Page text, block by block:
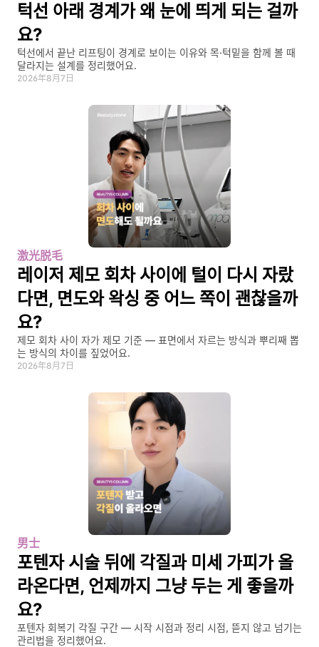
턱선 아래 경계가 왜 눈에 띄게 되는 걸까
요?
턱선에서 끝난 리프팅이 경계로 보이는 이유와 목·턱밑을 함께 볼 때
달라지는 설계를 정리했어요.
2026年8月7日
激光脱毛
레이저 제모 회차 사이에 털이 다시 자랐
다면, 면도와 왁싱 중 어느 쪽이 괜찮을까
요?
제모 회차 사이 자가 제모 기준 — 표면에서 자르는 방식과 뿌리째 뽑
는 방식의 차이를 짚었어요.
2026年8月7日
男士
포텐자 시술 뒤에 각질과 미세 가피가 올
라온다면, 언제까지 그냥 두는 게 좋을까
요?
포텐자 회복기 각질 구간 — 시작 시점과 정리 시점, 뜯지 않고 넘기는
관리법을 정리했어요.